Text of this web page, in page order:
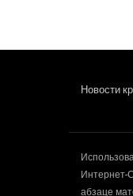
Новости
Интернет-
абзаце